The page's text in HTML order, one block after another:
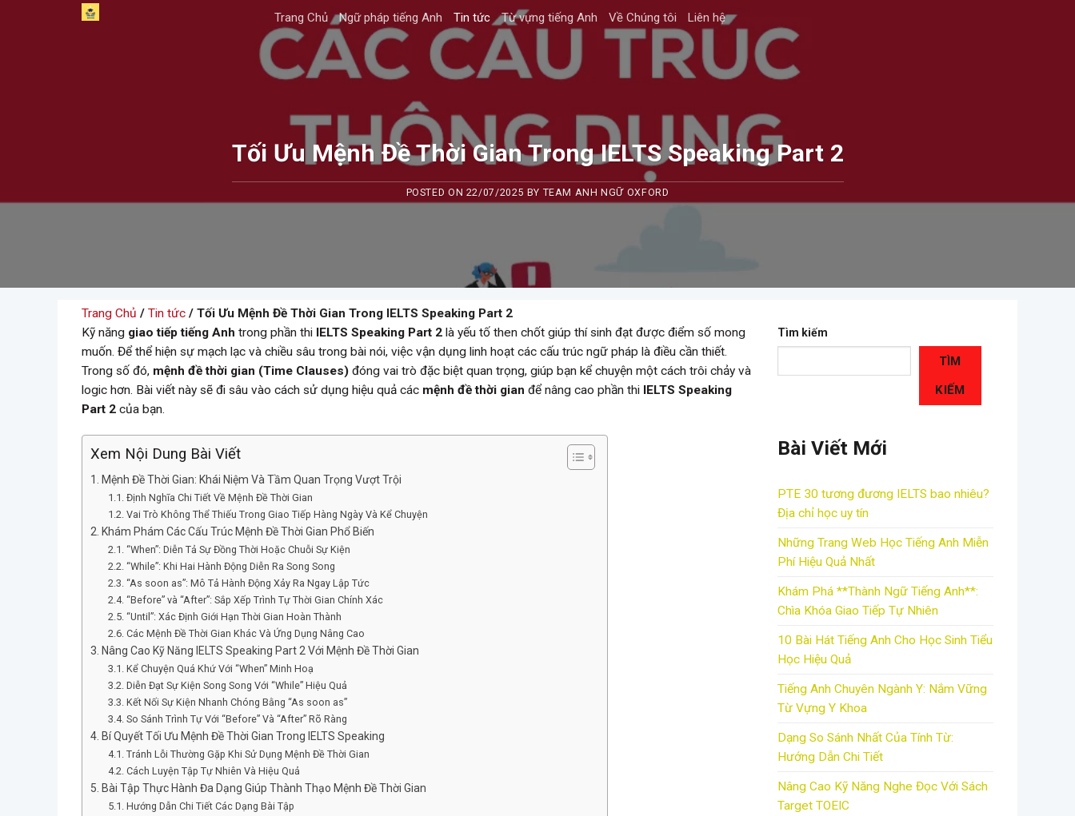
Trang Chủ Ngữ pháp tiếng Anh Tin tức Từ vựng tiếng Anh Về Chúng tôi Liên hệ
Tối Ưu Mệnh Đề Thời Gian Trong IELTS Speaking Part 2
POSTED ON 22/07/2025 BY TEAM ANH NGỮ OXFORD
Trang Chủ / Tin tức / Tối Ưu Mệnh Đề Thời Gian Trong IELTS Speaking Part 2
Kỹ năng giao tiếp tiếng Anh trong phần thi IELTS Speaking Part 2 là yếu tố then chốt giúp thí sinh đạt được điểm số mong
muốn. Để thể hiện sự mạch lạc và chiều sâu trong bài nói, việc vận dụng linh hoạt các cấu trúc ngữ pháp là điều cần thiết.
Trong số đó, mệnh đề thời gian (Time Clauses) đóng vai trò đặc biệt quan trọng, giúp bạn kể chuyện một cách trôi chảy và
logic hơn. Bài viết này sẽ đi sâu vào cách sử dụng hiệu quả các mệnh đề thời gian để nâng cao phần thi IELTS Speaking
Part 2 của bạn.
Xem Nội Dung Bài Viết
Mệnh Đề Thời Gian: Khái Niệm Và Tầm Quan Trọng Vượt Trội
Định Nghĩa Chi Tiết Về Mệnh Đề Thời Gian
Vai Trò Không Thể Thiếu Trong Giao Tiếp Hàng Ngày Và Kể Chuyện
Khám Phám Các Cấu Trúc Mệnh Đề Thời Gian Phổ Biến
“When”: Diễn Tả Sự Đồng Thời Hoặc Chuỗi Sự Kiện
“While”: Khi Hai Hành Động Diễn Ra Song Song
“As soon as”: Mô Tả Hành Động Xảy Ra Ngay Lập Tức
“Before” và “After”: Sắp Xếp Trình Tự Thời Gian Chính Xác
“Until”: Xác Định Giới Hạn Thời Gian Hoàn Thành
Các Mệnh Đề Thời Gian Khác Và Ứng Dụng Nâng Cao
Nâng Cao Kỹ Năng IELTS Speaking Part 2 Với Mệnh Đề Thời Gian
Kể Chuyện Quá Khứ Với “When” Minh Hoạ
Diễn Đạt Sự Kiện Song Song Với “While” Hiệu Quả
Kết Nối Sự Kiện Nhanh Chóng Bằng “As soon as”
So Sánh Trình Tự Với “Before” Và “After” Rõ Ràng
Bí Quyết Tối Ưu Mệnh Đề Thời Gian Trong IELTS Speaking
Tránh Lỗi Thường Gặp Khi Sử Dụng Mệnh Đề Thời Gian
Cách Luyện Tập Tự Nhiên Và Hiệu Quả
Bài Tập Thực Hành Đa Dạng Giúp Thành Thạo Mệnh Đề Thời Gian
Hướng Dẫn Chi Tiết Các Dạng Bài Tập
Tìm kiếm
TÌM
KIẾM
Bài Viết Mới
PTE 30 tương đương IELTS bao nhiêu?
Địa chỉ học uy tín
Những Trang Web Học Tiếng Anh Miễn
Phí Hiệu Quả Nhất
Khám Phá **Thành Ngữ Tiếng Anh**:
Chìa Khóa Giao Tiếp Tự Nhiên
10 Bài Hát Tiếng Anh Cho Học Sinh Tiểu
Học Hiệu Quả
Tiếng Anh Chuyên Ngành Y: Nắm Vững
Từ Vựng Y Khoa
Dạng So Sánh Nhất Của Tính Từ:
Hướng Dẫn Chi Tiết
Nâng Cao Kỹ Năng Nghe Đọc Với Sách
Target TOEIC